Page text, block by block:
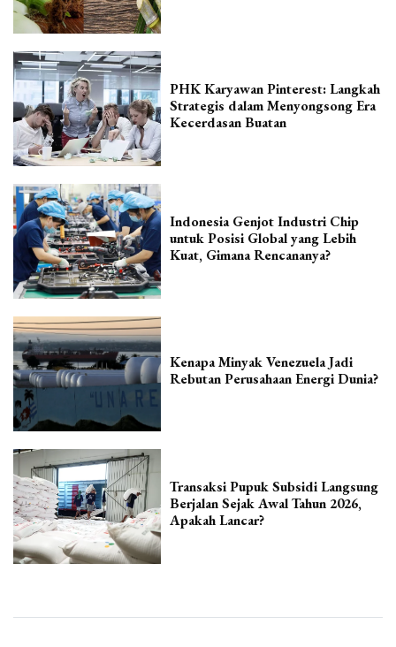
PHK Karyawan Pinterest: Langkah
Strategis dalam Menyongsong Era
Kecerdasan Buatan
Indonesia Genjot Industri Chip
untuk Posisi Global yang Lebih
Kuat, Gimana Rencananya?
Kenapa Minyak Venezuela Jadi
Rebutan Perusahaan Energi Dunia?
Transaksi Pupuk Subsidi Langsung
Berjalan Sejak Awal Tahun 2026,
Apakah Lancar?